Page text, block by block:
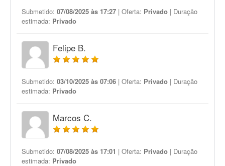
Submetido: 07/08/2025 às 17:27 | Oferta: Privado | Duração
estimada: Privado
Felipe B.
Submetido: 03/10/2025 às 07:06 | Oferta: Privado | Duração
estimada: Privado
Marcos C.
Submetido: 07/08/2025 às 17:01 | Oferta: Privado | Duração
estimada: Privado